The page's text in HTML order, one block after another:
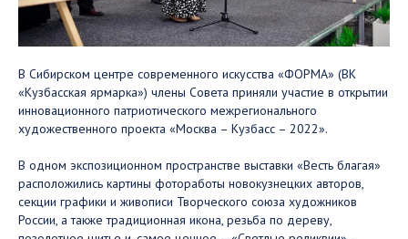
В Сибирском центре современного искусства «ФОРМА» (ВК
«Кузбасская ярмарка») члены Совета приняли участие в открытии
инновационного патриотического межрегионального
художественного проекта «Москва – Кузбасс – 2022».
В одном экспозиционном пространстве выставки «Весть благая»
расположились картины фотоработы новокузнецких авторов,
секции графики и живописи Творческого союза художников
России, а также традиционная икона, резьба по дереву,